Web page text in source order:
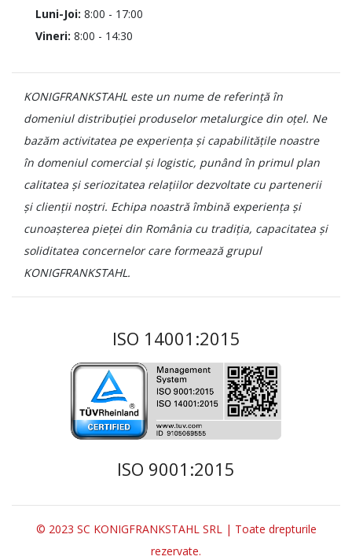
Luni-Joi: 8:00 - 17:00
Vineri: 8:00 - 14:30
KONIGFRANKSTAHL este un nume de referință în
domeniul distribuției produselor metalurgice din oțel. Ne
bazăm activitatea pe experiența și capabilitățile noastre
în domeniul comercial și logistic, punând în primul plan
calitatea și seriozitatea relațiilor dezvoltate cu partenerii
și clienții noștri. Echipa noastră îmbină experiența și
cunoașterea pieței din România cu tradiția, capacitatea și
soliditatea concernelor care formează grupul
KONIGFRANKSTAHL.
ISO 14001:2015
ISO 9001:2015
© 2023 SC KONIGFRANKSTAHL SRL | Toate drepturile
rezervate.